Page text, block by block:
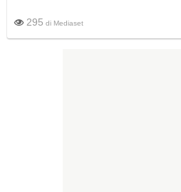
295 di Mediaset